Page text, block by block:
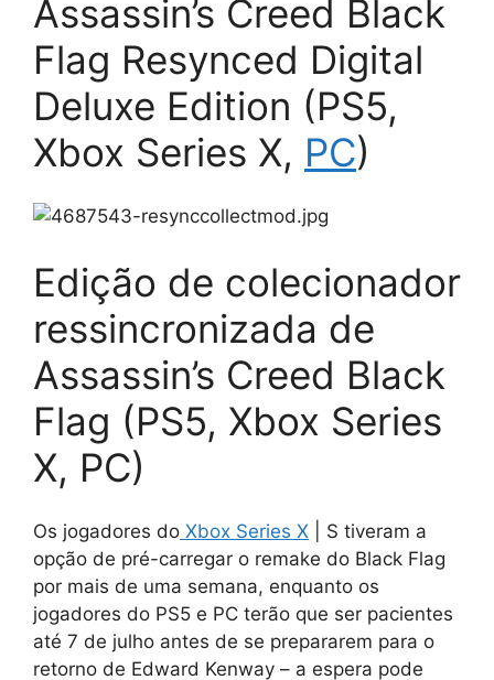
Assassin’s Creed Black
Flag Resynced Digital
Deluxe Edition (PS5,
Xbox Series X, PC)
Edição de colecionador
ressincronizada de
Assassin’s Creed Black
Flag (PS5, Xbox Series
X, PC)
Os jogadores do Xbox Series X | S tiveram a
opção de pré-carregar o remake do Black Flag
por mais de uma semana, enquanto os
jogadores do PS5 e PC terão que ser pacientes
até 7 de julho antes de se prepararem para o
retorno de Edward Kenway – a espera pode